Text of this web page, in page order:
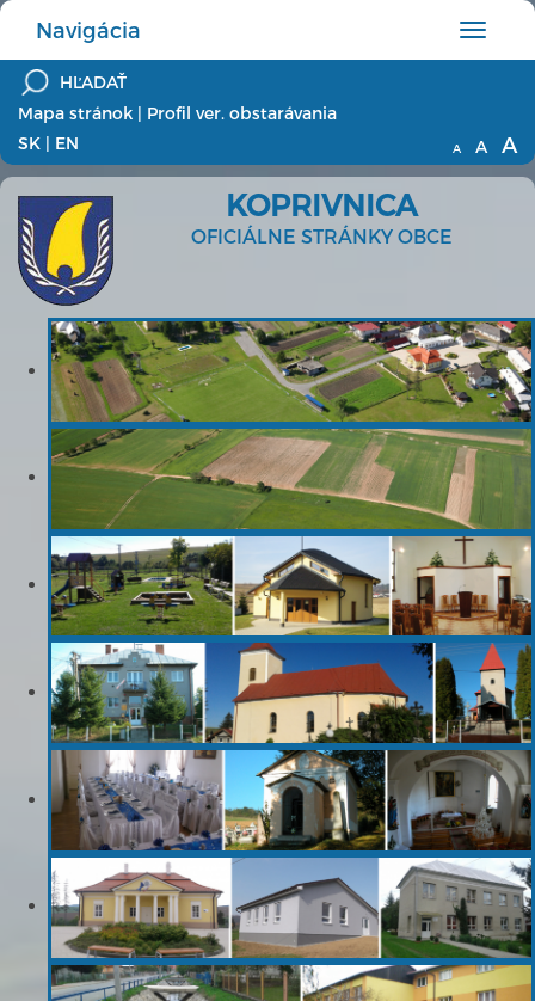
Hlavné
menu
Navigácia
Mapa stránok | Profil ver. obstarávania
SK | EN A A A
KOPRIVNICA
OFICIÁLNE STRÁNKY OBCE